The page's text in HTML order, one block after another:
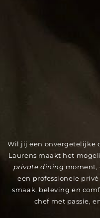
Wil jij een onvergetelijke
Laurens maakt het
private dining
een professionele privé
smaak, beleving en
chef met passie,